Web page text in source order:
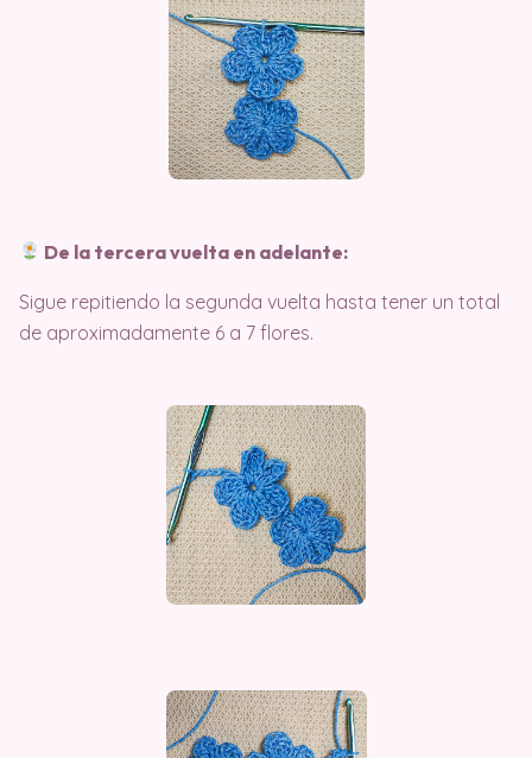
De la tercera vuelta en adelante:
Sigue repitiendo la segunda vuelta hasta tener un total
de aproximadamente 6 a 7 flores.